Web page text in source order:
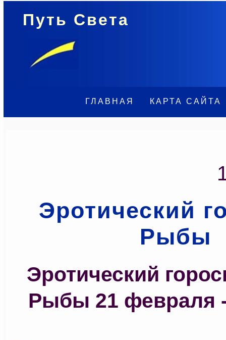
Путь Света
ГЛАВНАЯ КАРТА САЙТА
Эротический
Рыбы
Эротический
Рыбы 21 февраля